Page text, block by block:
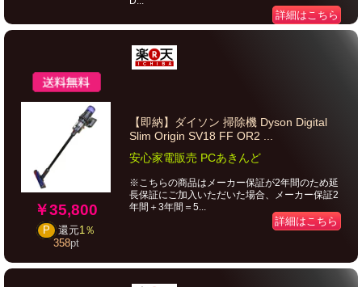
詳細はこちら
￥35,800
P 還元1％
358pt
【即納】ダイソン 掃除機 Dyson Digital
Slim Origin SV18 FF OR2 ...
安心家電販売 PCあきんど
※こちらの商品はメーカー保証が2年間のため延
長保証にご加入いただいた場合、メーカー保証2
年間＋3年間＝5...
詳細はこちら